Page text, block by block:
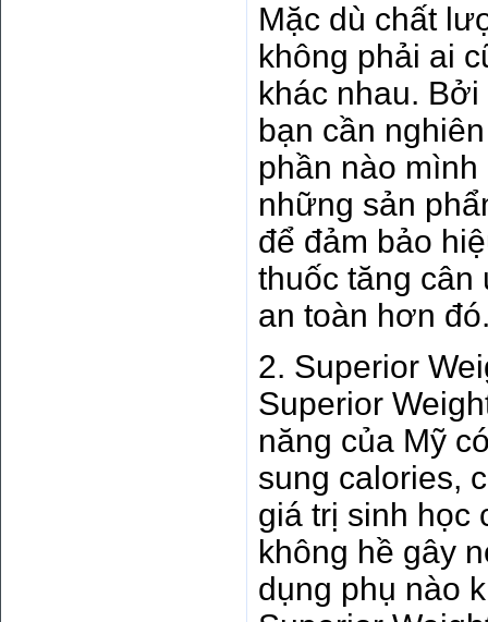
Mặc dù chất
không phải ai
khác nhau.
bạn cần
phần nào
những sản
để đảm bảo
thuốc tăng cân
an toàn hơn
2. Superior
Superior
năng của Mỹ
sung calories,
giá trị sinh học
không hề gây
dụng phụ nào